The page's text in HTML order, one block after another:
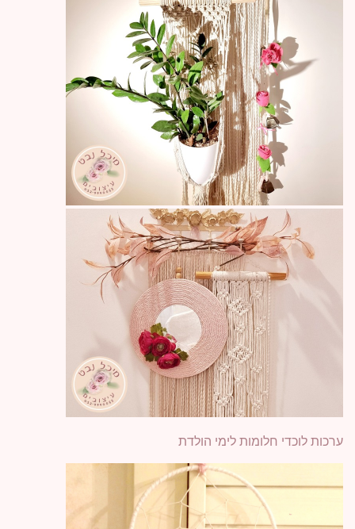
ערכות לוכדי חלומות לימי הולדת